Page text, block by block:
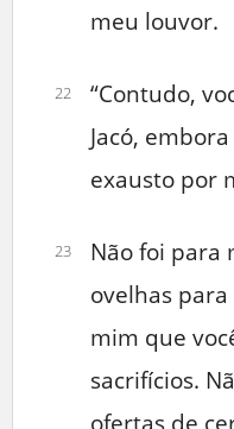
meu louvor.
22
“Contudo,
Jacó,
exausto por
23
Não foi para
ovelhas
mim que
sacrifícios.
ofertas de